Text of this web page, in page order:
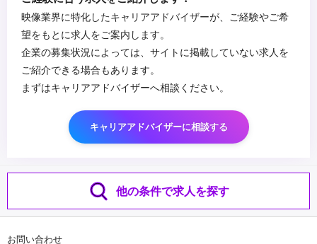
映像業界に特化したキャリアアドバイザーが、ご経験やご希
望をもとに求人をご案内します。
企業の募集状況によっては、サイトに掲載していない求人を
ご紹介できる場合もあります。
まずはキャリアアドバイザーへ相談ください。
キャリアアドバイザーに相談する
他の条件で求人を探す
お問い合わせ